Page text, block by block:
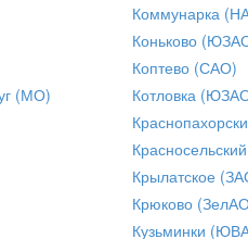
(МО)
Коммунарка
Коньково
Коптево (САО)
Котловка
Крылатское
Крюково
Кузьминки